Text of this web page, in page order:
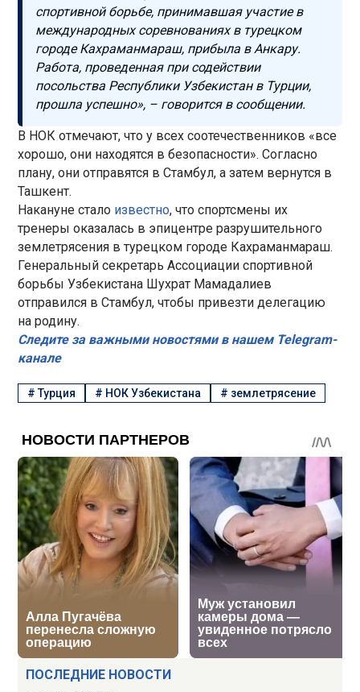
ПОСЛЕДНИЕ НОВОСТИ
спортивной борьбе, принимавшая участие в
международных соревнованиях в турецком
городе Кахраманмараш, прибыла в Анкару.
Работа, проведенная при содействии
посольства Республики Узбекистан в Турции,
прошла успешно», – говорится в сообщении.
В НОК отмечают, что у всех соотечественников «все
хорошо, они находятся в безопасности». Согласно
плану, они отправятся в Стамбул, а затем вернутся в
Ташкент.
Накануне стало известно, что спортсмены их
тренеры оказалась в эпицентре разрушительного
землетрясения в турецком городе Кахраманмараш.
Генеральный секретарь Ассоциации спортивной
борьбы Узбекистана Шухрат Мамадалиев
отправился в Стамбул, чтобы привезти делегацию
на родину.
Следите за важными новостями в нашем Telegram-
канале
#Турция # НОК Узбекистана # землетрясение